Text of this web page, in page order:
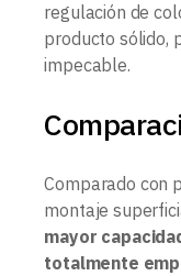
regulación de
producto sólido,
impecable.
Comparado con
montaje
mayor
totalmente